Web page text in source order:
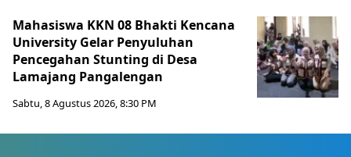
Mahasiswa KKN 08 Bhakti Kencana
University Gelar Penyuluhan
Pencegahan Stunting di Desa
Lamajang Pangalengan
Sabtu, 8 Agustus 2026, 8:30 PM